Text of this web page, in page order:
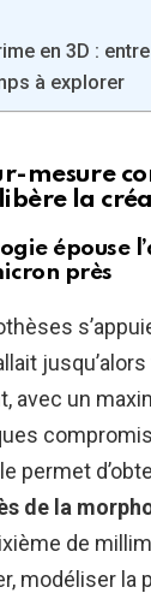
en 3D :
à explorer
mesure
libère la
épouse
près
avec un
permet
de la
de
modéliser la